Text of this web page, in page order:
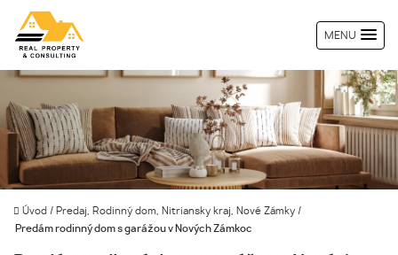
MENU
Úvod / Predaj, Rodinný dom, Nitriansky kraj, Nové Zámky /
Predám rodinný dom s garážou v Nových Zámkoc